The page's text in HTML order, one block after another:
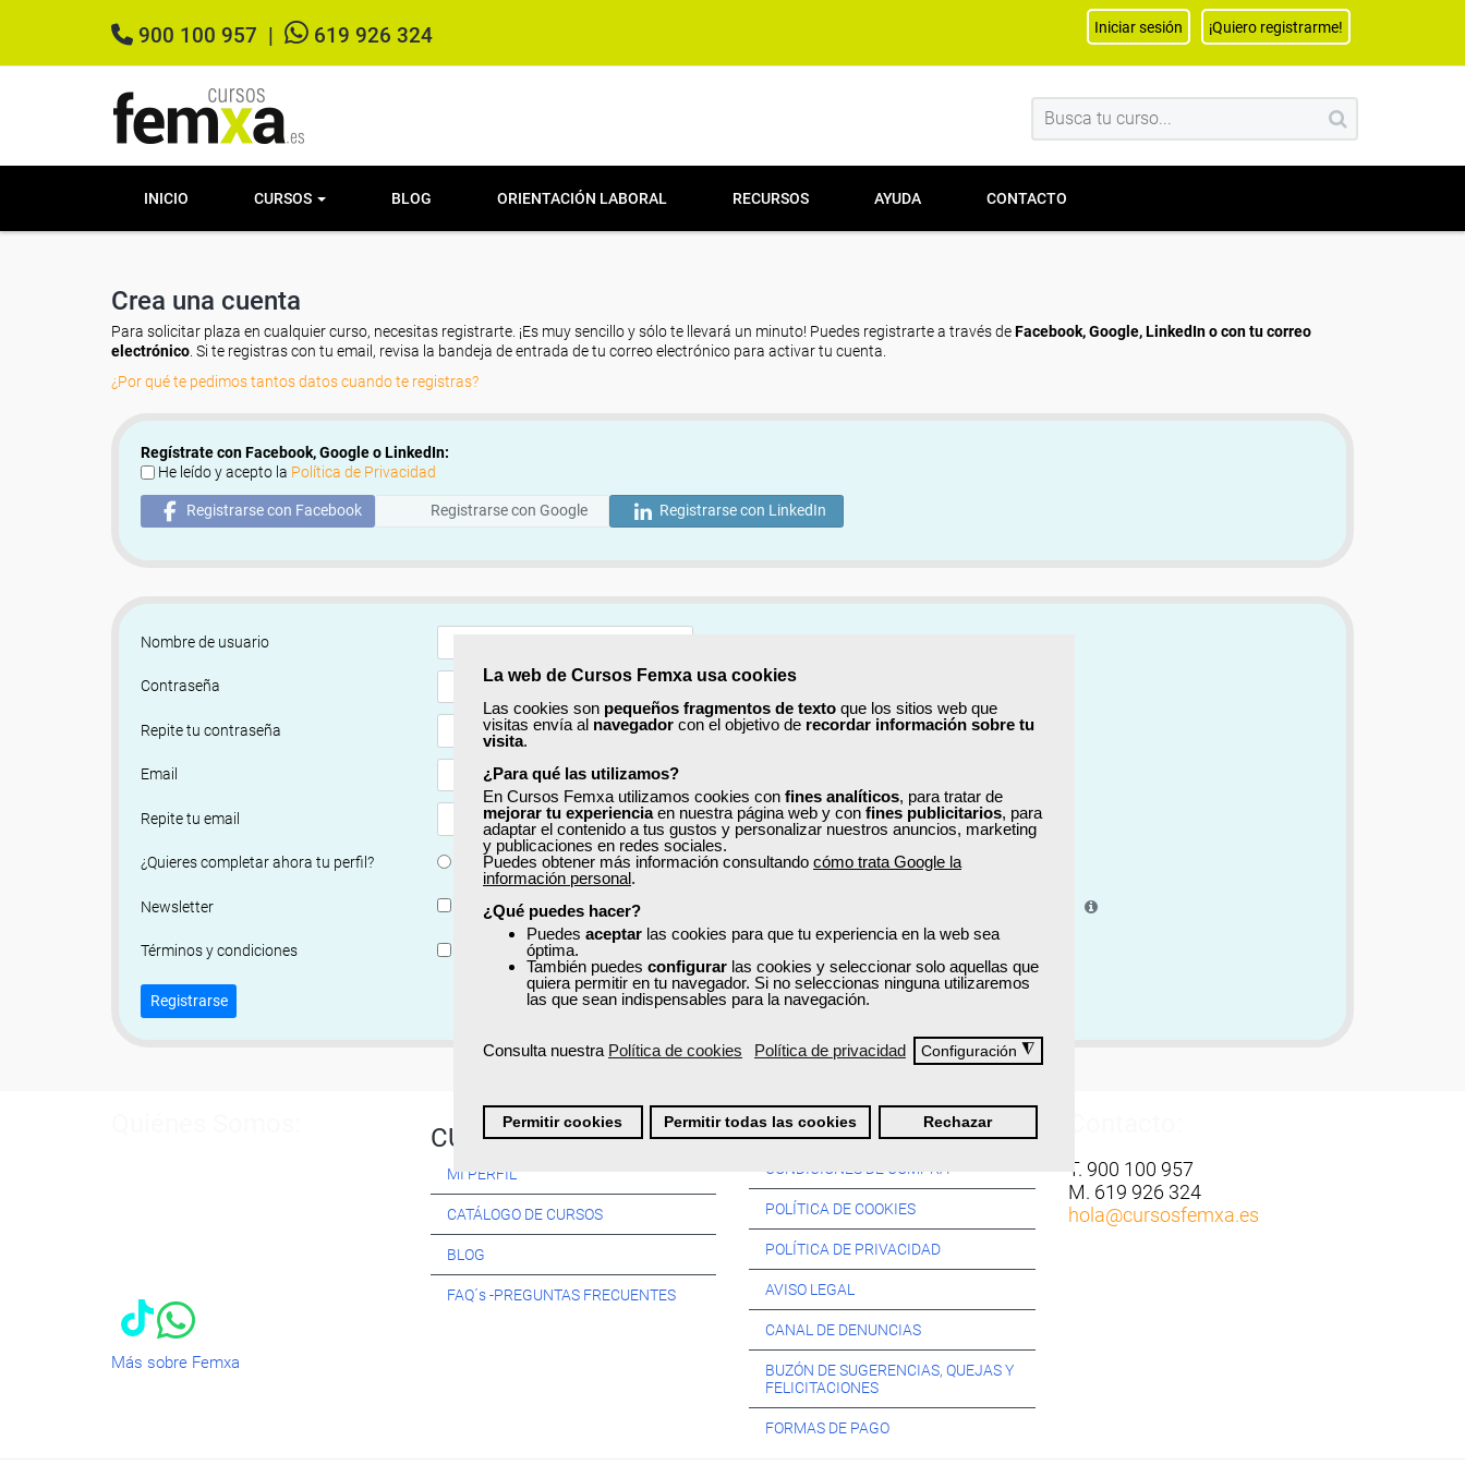
La web de Cursos Femxa usa cookies
Las cookies son pequeños fragmentos de texto que los sitios web que
visitas envía al navegador con el objetivo de recordar información sobre tu
visita.
¿Para qué las utilizamos?
En Cursos Femxa utilizamos cookies con fines analíticos, para tratar de
mejorar tu experienciaen nuestra página web y con fines publicitarios, para
adaptar el contenido a tus gustos y personalizar nuestros anuncios, marketing
y publicaciones en redes sociales.
Puedes obtener más información consultando cómo trata Google la
información personal.
¿Qué puedes hacer?
Puedes aceptar las cookies para que tu experiencia en la web sea
óptima.
También puedes configurar las cookies y seleccionar solo aquellas que
quiera permitir en tu navegador. Si no seleccionas ninguna utilizaremos
las que sean indispensables para la navegación.
Consulta nuestra Política de cookies Política de privacidad Configuración ◮
Permitir cookies Permitir todas las cookies Rechazar
900 100 957 619 926 324 Iniciar sesión ¡Quiero registrarme!
INICIO CURSOS BLOG ORIENTACIÓN LABORAL RECURSOS AYUDA CONTACTO
Crea una cuenta
Para solicitar plaza en cualquier curso, necesitas registrarte. ¡Es muy sencillo y sólo te llevará un minuto! Puedes registrarte a través deFacebook, Google, LinkedIn o con tu correo
electrónico . Si te registras con tu email, revisa la bandeja de entrada de tu correo electrónico para activar tu cuenta.
¿Por qué te pedimos tantos datos cuando te registras?
Regístrate con Facebook, Google o LinkedIn:
He leído y acepto la Política de Privacidad
Registrarse con Facebook Registrarse con Google Registrarse con LinkedIn
Nombre de usuario
Contraseña Mostrar
Repite tu contraseña Mostrar
Email
Repite tu email
¿Quieres completar ahora tu perfil? No, completaré mi perfil más adelante
Newsletter Si, quiero recibir información sobre cursos, ofertas exclusivas y recursos para el aprendizaje.
Términos y condiciones He leído y acepto la
Registrarse
Más sobre Femxa
CURSOS:
MI PERFIL
CATÁLOGO DE CURSOS
BLOG
FAQ´s -PREGUNTAS FRECUENTES
Información:
CONDICIONES DE COMPRA
POLÍTICA DE COOKIES
POLÍTICA DE PRIVACIDAD
AVISO LEGAL
CANAL DE DENUNCIAS
BUZÓN DE SUGERENCIAS, QUEJAS Y
FELICITACIONES
FORMAS DE PAGO
T. 900 100 957
M. 619 926 324
hola@cursosfemxa.es